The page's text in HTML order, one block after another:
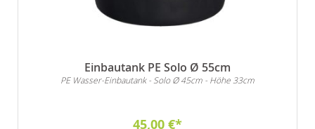
Einbautank PE Solo Ø 55cm
PE Wasser-Einbautank - Solo Ø 45cm - Höhe 33cm
45,00 €